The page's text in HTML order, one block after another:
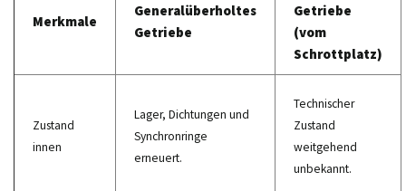
Merkmale
Generalüberholtes
Getriebe
Getriebe
(vom
Schrottplatz)
Zustand
innen
Lager, Dichtungen und
Synchronringe
erneuert.
Technischer
Zustand
weitgehend
unbekannt.